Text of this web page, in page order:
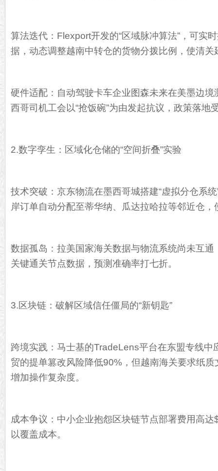
算法迭代：Flexport开发的“区域脉冲算法”，可实
据，动态调整越南中转仓的货物分拨比例，使清关
硬件适配：自动驾驶卡车企业图森未来在美墨边
西哥司机工会以“抢饭碗”为由发起抗议，政策落地
2.数字孪生：区域化仓储的“空间折叠”实验
技术突破：京东物流在墨西哥城搭建“虚拟分仓系
岸订单自动分配至蒂华纳、瓜达拉哈拉等邻近仓
数据孤岛：拉美国家海关数据与物流系统尚未互
关键通关节点数据，预测准确率打七折。
3.区块链：破解区域信任僵局的“新钥匙”
跨境实践：马士基的TradeLens平台在东盟专线中
贸的提单篡改风险降低90%，但越南海关要求纸
增加操作复杂度。
成本争议：中小企业抱怨区块链节点部署费用高
以覆盖成本。